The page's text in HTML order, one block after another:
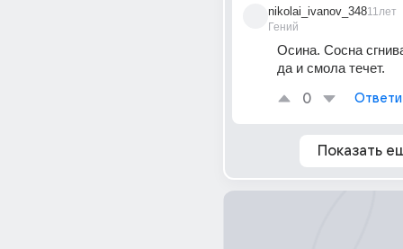
nikolai_ivanov_348
Гений
11лет
Осина. Сосна
да и смола течет.
0
Показать